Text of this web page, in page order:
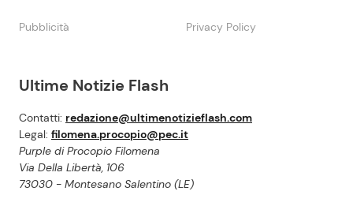
Ultime Notizie Flash
Contatti: redazione@ultimenotizieflash.com
Legal: filomena.procopio@pec.it
Purple di Procopio Filomena
Via Della Libertà, 106
73030 - Montesano Salentino (LE)
Pubblicità Privacy Policy